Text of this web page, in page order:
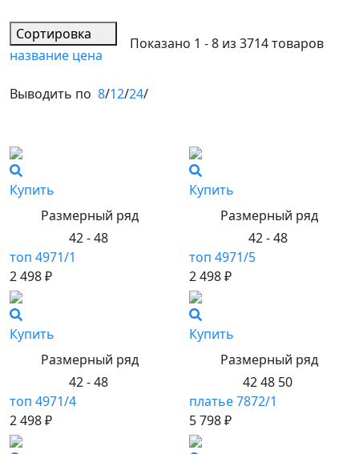
Сортировка
название цена
Показано 1 - 8 из 3714 товаров
Выводить по 8/12/24/
Купить
Размерный ряд
42 - 48
топ 4971/1
2 498 ₽
Купить
Размерный ряд
42 - 48
топ 4971/5
2 498 ₽
Купить
Размерный ряд
42 - 48
топ 4971/4
2 498 ₽
Купить
Размерный ряд
42 48 50
платье 7872/1
5 798 ₽